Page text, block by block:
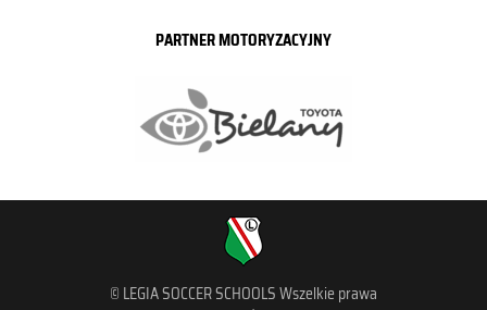
PARTNER MOTORYZACYJNY
© LEGIA SOCCER SCHOOLS Wszelkie prawa